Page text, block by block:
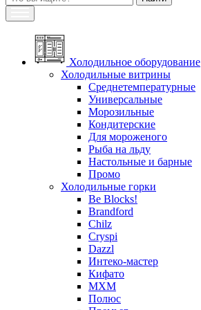
Холодильное оборудование
Холодильные витрины
Среднетемпературные
Универсальные
Морозильные
Кондитерские
Для мороженого
Рыба на льду
Настольные и барные
Промо
Холодильные горки
Be Blocks!
Brandford
Chilz
Cryspi
Dazzl
Интеко-мастер
Кифато
МХМ
Полюс